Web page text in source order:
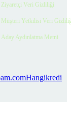
Ziyaretçi Veri Gizliliği
Müşteri Yetkilisi Veri
Aday Aydınlatma Metni
Hangikredi